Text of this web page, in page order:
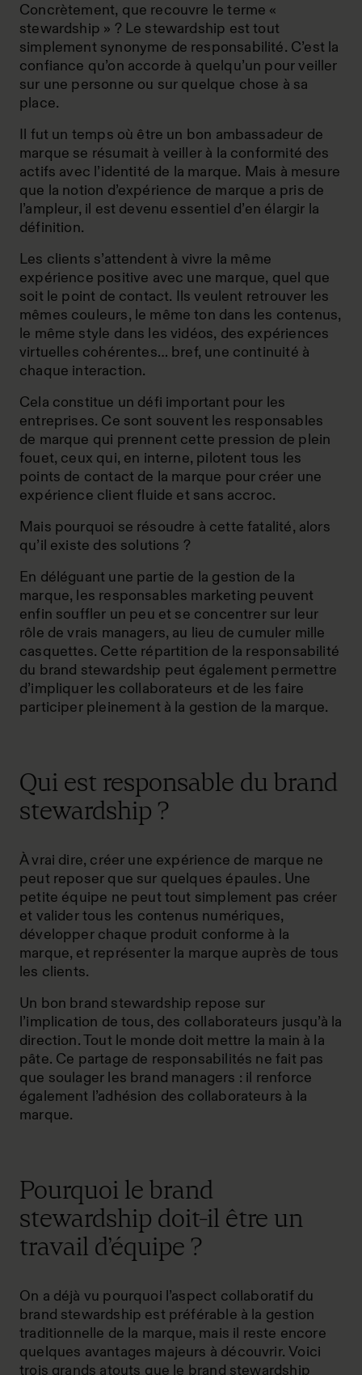
Concrètement, que recouvre le terme «
stewardship » ? Le stewardship est tout
simplement synonyme de responsabilité. C’est la
confiance qu’on accorde à quelqu’un pour veiller
sur une personne ou sur quelque chose à sa
place.
Il fut un temps où être un bon ambassadeur de
marque se résumait à veiller à la conformité des
actifs avec l’identité de la marque. Mais à mesure
que la notion d’expérience de marque a pris de
l’ampleur, il est devenu essentiel d’en élargir la
définition.
Les clients s’attendent à vivre la même
expérience positive avec une marque, quel que
soit le point de contact. Ils veulent retrouver les
mêmes couleurs, le même ton dans les contenus,
le même style dans les vidéos, des expériences
virtuelles cohérentes… bref, une continuité à
chaque interaction.
Cela constitue un défi important pour les
entreprises. Ce sont souvent les responsables
de marque qui prennent cette pression de plein
fouet, ceux qui, en interne, pilotent tous les
points de contact de la marque pour créer une
expérience client fluide et sans accroc.
Mais pourquoi se résoudre à cette fatalité, alors
qu’il existe des solutions ?
En déléguant une partie de la gestion de la
marque, les responsables marketing peuvent
enfin souffler un peu et se concentrer sur leur
rôle de vrais managers, au lieu de cumuler mille
casquettes. Cette répartition de la responsabilité
du brand stewardship peut également permettre
d’impliquer les collaborateurs et de les faire
participer pleinement à la gestion de la marque.
Qui est responsable du brand
stewardship ?
À vrai dire, créer une expérience de marque ne
peut reposer que sur quelques épaules. Une
petite équipe ne peut tout simplement pas créer
et valider tous les contenus numériques,
développer chaque produit conforme à la
marque, et représenter la marque auprès de tous
les clients.
Un bon brand stewardship repose sur
l’implication de tous, des collaborateurs jusqu’à la
direction. Tout le monde doit mettre la main à la
pâte. Ce partage de responsabilités ne fait pas
que soulager les brand managers : il renforce
également l’adhésion des collaborateurs à la
marque.
Pourquoi le brand
stewardship doit-il être un
travail d’équipe ?
On a déjà vu pourquoi l’aspect collaboratif du
brand stewardship est préférable à la gestion
traditionnelle de la marque, mais il reste encore
quelques avantages majeurs à découvrir. Voici
trois grands atouts que le brand stewardship